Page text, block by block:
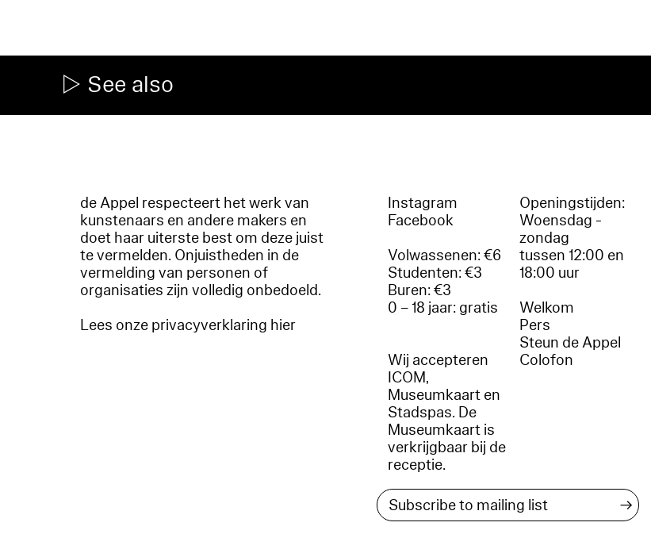
See also
de Appel respecteert het werk van
kunstenaars en andere makers en
doet haar uiterste best om deze juist
te vermelden. Onjuistheden in de
vermelding van personen of
organisaties zijn volledig onbedoeld.
Lees onze privacyverklaring hier
Instagram
Facebook
Volwassenen: €6
Studenten: €3
Buren: €3
0 – 18 jaar: gratis
Wij accepteren
ICOM,
Museumkaart en
Stadspas. De
Museumkaart is
verkrijgbaar bij de
receptie.
Openingstijden:
Woensdag -
zondag
tussen 12:00 en
18:00 uur
Welkom
Pers
Steun de Appel
Colofon
→